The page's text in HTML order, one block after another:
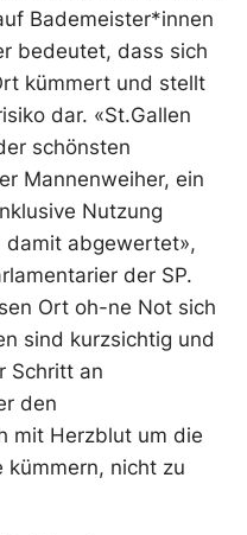
Bademeister*innen
bedeutet, dass sich
kümmert und stellt
dar. «St.Gallen
schönsten
Mannenweiher, ein
Nutzung
damit abgewertet»,
der SP.
Ort oh-ne Not sich
sind kurzsichtig und
Schritt an
den
mit Herzblut um die
kümmern, nicht zu